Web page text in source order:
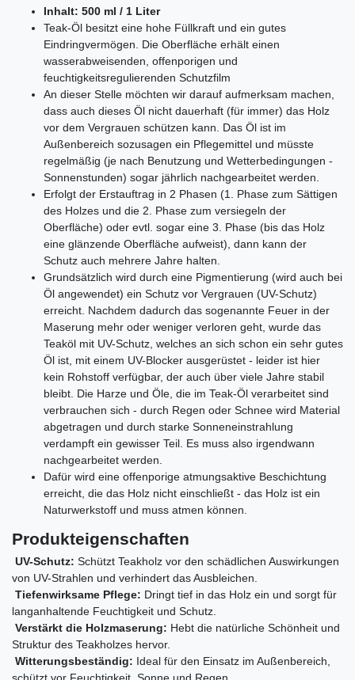
Inhalt: 500 ml / 1 Liter
Teak-Öl besitzt eine hohe Füllkraft und ein gutes
Eindringvermögen. Die Oberfläche erhält einen
wasserabweisenden, offenporigen und
feuchtigkeitsregulierenden Schutzfilm
An dieser Stelle möchten wir darauf aufmerksam machen,
dass auch dieses Öl nicht dauerhaft (für immer) das Holz
vor dem Vergrauen schützen kann. Das Öl ist im
Außenbereich sozusagen ein Pflegemittel und müsste
regelmäßig (je nach Benutzung und Wetterbedingungen -
Sonnenstunden) sogar jährlich nachgearbeitet werden.
Erfolgt der Erstauftrag in 2 Phasen (1. Phase zum Sättigen
des Holzes und die 2. Phase zum versiegeln der
Oberfläche) oder evtl. sogar eine 3. Phase (bis das Holz
eine glänzende Oberfläche aufweist), dann kann der
Schutz auch mehrere Jahre halten.
Grundsätzlich wird durch eine Pigmentierung (wird auch bei
Öl angewendet) ein Schutz vor Vergrauen (UV-Schutz)
erreicht. Nachdem dadurch das sogenannte Feuer in der
Maserung mehr oder weniger verloren geht, wurde das
Teaköl mit UV-Schutz, welches an sich schon ein sehr gutes
Öl ist, mit einem UV-Blocker ausgerüstet - leider ist hier
kein Rohstoff verfügbar, der auch über viele Jahre stabil
bleibt. Die Harze und Öle, die im Teak-Öl verarbeitet sind
verbrauchen sich - durch Regen oder Schnee wird Material
abgetragen und durch starke Sonneneinstrahlung
verdampft ein gewisser Teil. Es muss also irgendwann
nachgearbeitet werden.
Dafür wird eine offenporige atmungsaktive Beschichtung
erreicht, die das Holz nicht einschließt - das Holz ist ein
Naturwerkstoff und muss atmen können.
Produkteigenschaften
UV-Schutz: Schützt Teakholz vor den schädlichen Auswirkungen
von UV-Strahlen und verhindert das Ausbleichen.
Tiefenwirksame Pflege: Dringt tief in das Holz ein und sorgt für
langanhaltende Feuchtigkeit und Schutz.
Verstärkt die Holzmaserung: Hebt die natürliche Schönheit und
Struktur des Teakholzes hervor.
Witterungsbeständig: Ideal für den Einsatz im Außenbereich,